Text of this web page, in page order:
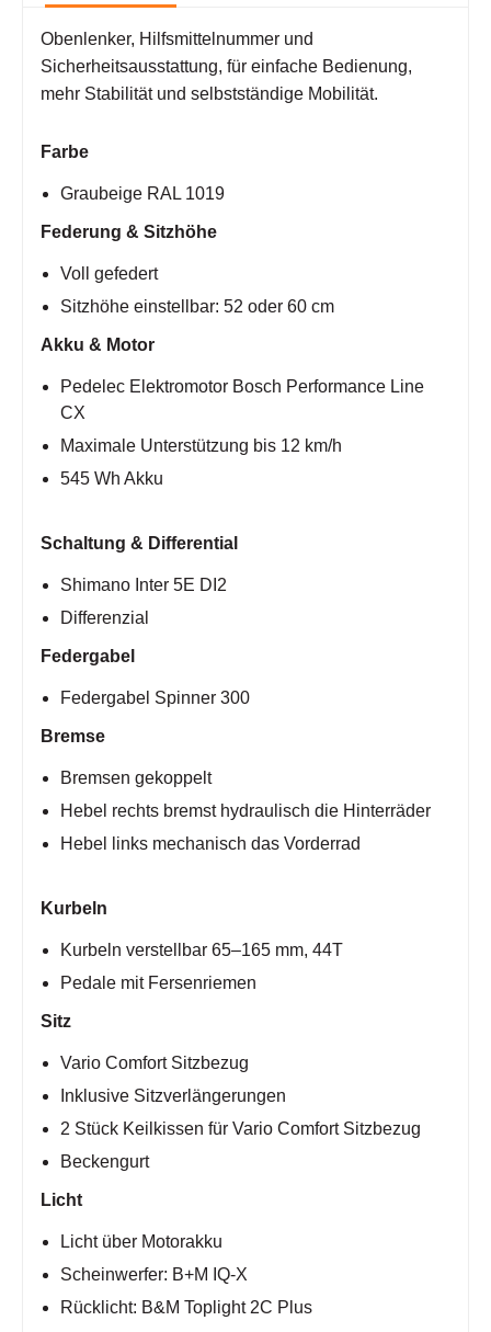
Obenlenker, Hilfsmittelnummer und
Sicherheitsausstattung, für einfache Bedienung,
mehr Stabilität und selbstständige Mobilität.
Farbe
Graubeige RAL 1019
Federung & Sitzhöhe
Voll gefedert
Sitzhöhe einstellbar: 52 oder 60 cm
Akku & Motor
Pedelec Elektromotor Bosch Performance Line
CX
Maximale Unterstützung bis 12 km/h
545 Wh Akku
Schaltung & Differential
Shimano Inter 5E DI2
Differenzial
Federgabel
Federgabel Spinner 300
Bremse
Bremsen gekoppelt
Hebel rechts bremst hydraulisch die Hinterräder
Hebel links mechanisch das Vorderrad
Kurbeln
Kurbeln verstellbar 65–165 mm, 44T
Pedale mit Fersenriemen
Sitz
Vario Comfort Sitzbezug
Inklusive Sitzverlängerungen
2 Stück Keilkissen für Vario Comfort Sitzbezug
Beckengurt
Licht
Licht über Motorakku
Scheinwerfer: B+M IQ-X
Rücklicht: B&M Toplight 2C Plus